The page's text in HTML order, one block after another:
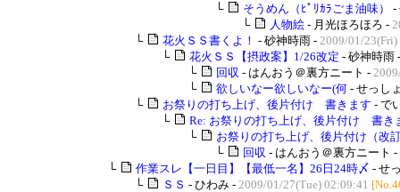
└
そうめん（ﾋﾟﾘｶﾗごま油味）
-
└
人物絵 - 月光ほろほろ -
└
花火ＳＳ書くよ！ - 砂神時雨 - 2009/01/
└
花火ＳＳ【摂政案】1/26改定 - 砂神時雨
└
回収 - はんおう＠裏方ニート -
└
欲しいなー欲しいなー(何 - せっし
└
お祭りの打ち上げ、後片付け 書きます - で
└
Re: お祭りの打ち上げ、後片付け 書き
└
お祭りの打ち上げ、後片付け（改
└
回収 - はんおう＠裏方ニート -
└
作業スレ【一日目】【最低一名】26日24時〆 - せ
└
ＳＳ - ひわみ - 2009/01/27(Tue) 02:09:41